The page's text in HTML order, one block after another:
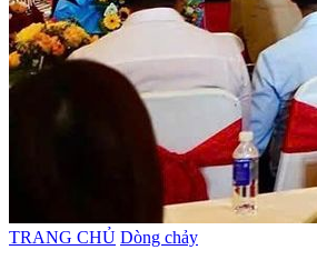
TRANG CHỦ Dòng chảy